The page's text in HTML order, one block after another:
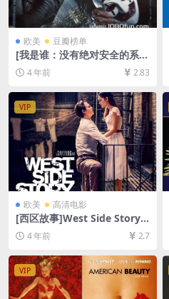
欧美 豆瓣榜单
[我是谁：没有绝对安全的系
统]Who Am I – Kein System
ist sicher (2014)[百度网盘
+迅雷云盘资源1080P超清未
删减][MP4/6.6GB][中文字幕]
4 年前 2.83
VIP
欧美 高清电影
[西区故事]West Side Story
(2021)[百度网盘+迅雷云盘资
源1080P超清未删减][MP4/10
4 年前 2.7
VIP